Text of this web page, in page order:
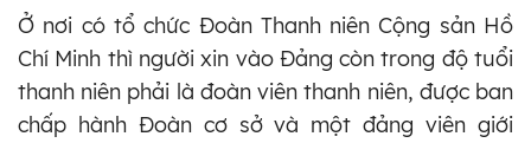
Ở nơi có tổ chức Đoàn Thanh niên Cộng sản Hồ
Chí Minh thì người xin vào Đảng còn trong độ tuổi
thanh niên phải là đoàn viên thanh niên, được ban
chấp hành Đoàn cơ sở và một đảng viên giới